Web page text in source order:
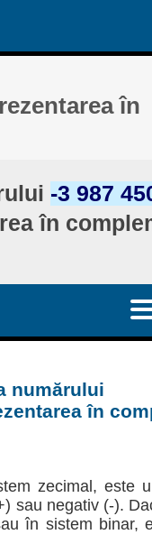
în
-3 987
în
numărului
în
zecimal, este
sau negativ (-).
în sistem binar,